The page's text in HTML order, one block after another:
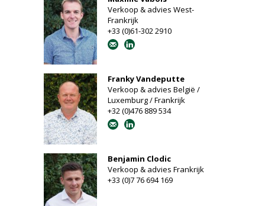
Verkoop & advies West-
Frankrijk
+33 (0)61-302 2910
Franky Vandeputte
Verkoop & advies België /
Luxemburg / Frankrijk
+32 (0)476 889 534
Benjamin Clodic
Verkoop & advies Frankrijk
+33 (0)7 76 694 169